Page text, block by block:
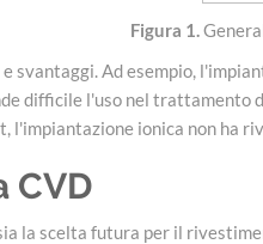
Figura 1.
svantaggi. Ad esempio,
difficile l'uso nel trattamento
l'impiantazione ionica non ha
CVD
la scelta futura per il